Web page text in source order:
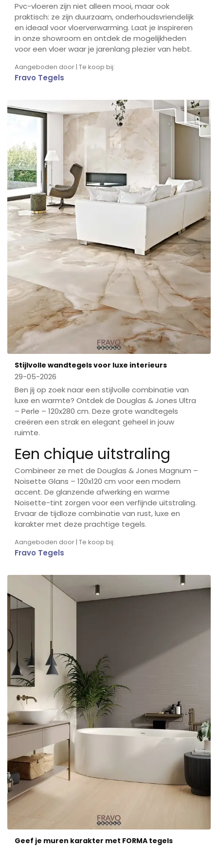
Pvc-vloeren zijn niet alleen mooi, maar ook
praktisch: ze zijn duurzaam, onderhoudsvriendelijk
en ideaal voor vloerverwarming. Laat je inspireren
in onze showroom en ontdek de mogelijkheden
voor een vloer waar je jarenlang plezier van hebt.
Aangeboden door | Te koop bij:
Fravo Tegels
Stijlvolle wandtegels voor luxe interieurs
29-05-2026
Ben jij op zoek naar een stijlvolle combinatie van
luxe en warmte? Ontdek de Douglas & Jones Ultra
– Perle – 120x280 cm. Deze grote wandtegels
creëren een strak en elegant geheel in jouw
ruimte.
Een chique uitstraling
Combineer ze met de Douglas & Jones Magnum –
Noisette Glans – 120x120 cm voor een modern
accent. De glanzende afwerking en warme
Noisette-tint zorgen voor een verfijnde uitstraling.
Ervaar de tijdloze combinatie van rust, luxe en
karakter met deze prachtige tegels.
Aangeboden door | Te koop bij:
Fravo Tegels
Geef je muren karakter met FORMA tegels